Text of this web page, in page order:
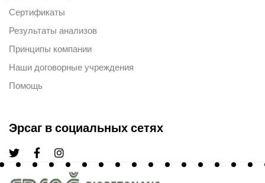
Сертификаты
Результаты анализов
Принципы компании
Наши договорные учреждения
Помощь
Эрсаг в социальных сетях